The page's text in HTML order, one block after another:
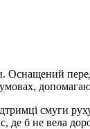
Оснащений
смуги
де б не вела